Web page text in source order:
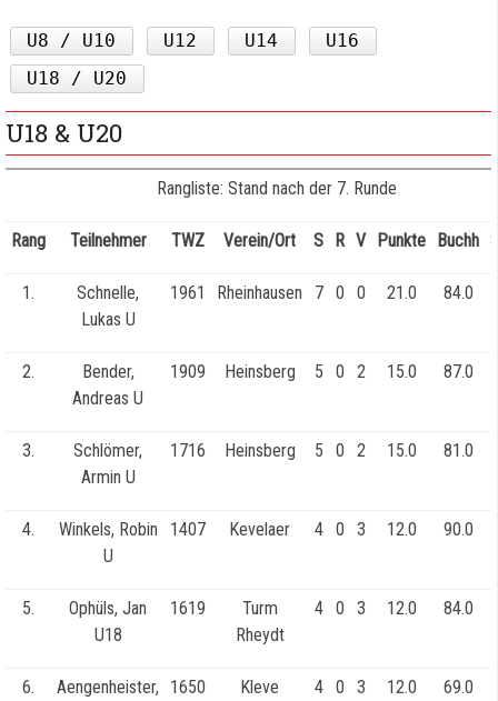
U8 / U10 U12 U14
U16
U18 / U20
U18 & U20
Rangliste: Stand nach der 7. Runde
Rang Teilnehmer TWZ Verein/Ort S R V Punkte Buchh
1.
Schnelle,
Lukas U
1961 Rheinhausen 7 0 0 21.0 84.0
2.
Bender,
Andreas U
1909 Heinsberg 5 0 2 15.0 87.0
3.
Schlömer,
Armin U
1716 Heinsberg 5 0 2 15.0 81.0
4.
Winkels, Robin
U
1407 Kevelaer 4 0 3 12.0 90.0
5.
Ophüls, Jan
U18
1619
Turm
Rheydt
4 0 3 12.0 84.0
6.
Aengenheister,
1650 Kleve 4 0 3 12.0 69.0